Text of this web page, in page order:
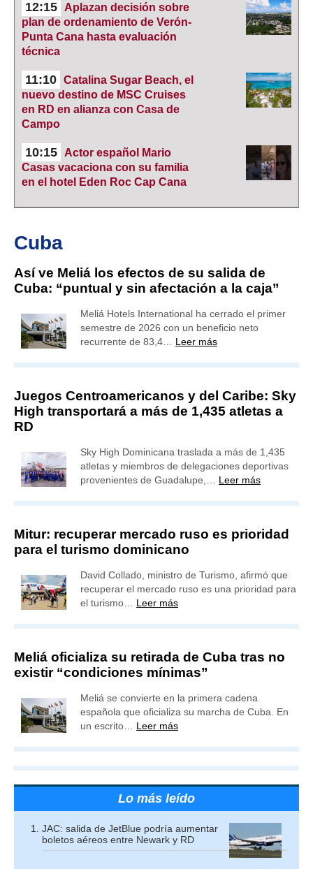
12:15
Aplazan decisión sobre
plan de ordenamiento de Verón-
Punta Cana hasta evaluación
técnica
11:10 Catalina Sugar Beach, el
nuevo destino de MSC Cruises
en RD en alianza con Casa de
Campo
10:15
Actor español Mario
Casas vacaciona con su familia
en el hotel Eden Roc Cap Cana
Cuba
Así ve Meliá los efectos de su salida de
Cuba: “puntual y sin afectación a la caja”
Meliá Hotels International ha cerrado el primer
semestre de 2026 con un beneficio neto
recurrente de 83,4… Leer más
Juegos Centroamericanos y del Caribe: Sky
High transportará a más de 1,435 atletas a
RD
Sky High Dominicana traslada a más de 1,435
atletas y miembros de delegaciones deportivas
provenientes de Guadalupe,… Leer más
Mitur: recuperar mercado ruso es prioridad
para el turismo dominicano
David Collado, ministro de Turismo, afirmó que
recuperar el mercado ruso es una prioridad para
el turismo… Leer más
Meliá oficializa su retirada de Cuba tras no
existir “condiciones mínimas”
Meliá se convierte en la primera cadena
española que oficializa su marcha de Cuba. En
un escrito… Leer más
Lo más leído
JAC: salida de JetBlue podría aumentar
boletos aéreos entre Newark y RD